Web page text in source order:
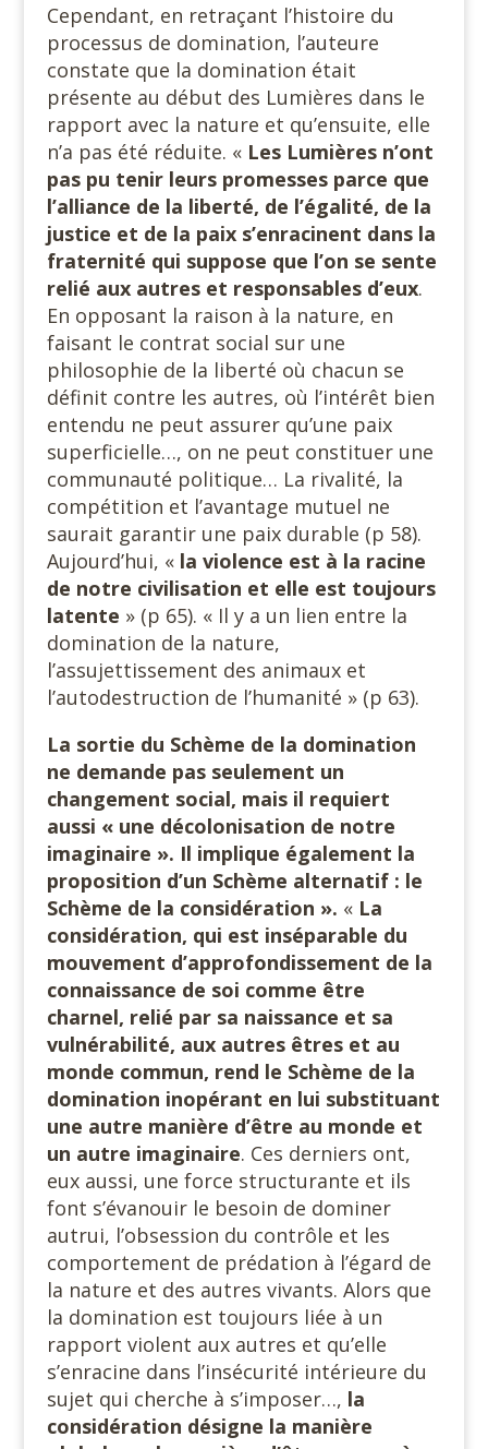
Cependant, en retraçant l’histoire du
processus de domination, l’auteure
constate que la domination était
présente au début des Lumières dans le
rapport avec la nature et qu’ensuite, elle
n’a pas été réduite. « Les Lumières n’ont
pas pu tenir leurs promesses parce que
l’alliance de la liberté, de l’égalité, de la
justice et de la paix s’enracinent dans la
fraternité qui suppose que l’on se sente
relié aux autres et responsables d’eux.
En opposant la raison à la nature, en
faisant le contrat social sur une
philosophie de la liberté où chacun se
définit contre les autres, où l’intérêt bien
entendu ne peut assurer qu’une paix
superficielle…, on ne peut constituer une
communauté politique… La rivalité, la
compétition et l’avantage mutuel ne
saurait garantir une paix durable (p 58).
Aujourd’hui, « la violence est à la racine
de notre civilisation et elle est toujours
latente » (p 65). « Il y a un lien entre la
domination de la nature,
l’assujettissement des animaux et
l’autodestruction de l’humanité » (p 63).
La sortie du Schème de la domination
ne demande pas seulement un
changement social, mais il requiert
aussi « une décolonisation de notre
imaginaire ». Il implique également la
proposition d’un Schème alternatif : le
Schème de la considération ». « La
considération, qui est inséparable du
mouvement d’approfondissement de la
connaissance de soi comme être
charnel, relié par sa naissance et sa
vulnérabilité, aux autres êtres et au
monde commun, rend le Schème de la
domination inopérant en lui substituant
une autre manière d’être au monde et
un autre imaginaire. Ces derniers ont,
eux aussi, une force structurante et ils
font s’évanouir le besoin de dominer
autrui, l’obsession du contrôle et les
comportement de prédation à l’égard de
la nature et des autres vivants. Alors que
la domination est toujours liée à un
rapport violent aux autres et qu’elle
s’enracine dans l’insécurité intérieure du
sujet qui cherche à s’imposer…, la
considération désigne la manière